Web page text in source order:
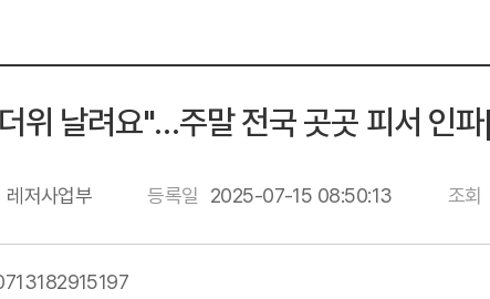
위 날려요"…주말 전국 곳곳 피서 인
레저사업부 등록일 2025-07-15 08:50:13 조회